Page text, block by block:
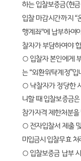
하는 입찰보증금(현
입찰 마감시간까지 “
행계좌“에 납부하여
찰자가 부담하여야
○ 입찰자 본인에게
는“외환위탁계정”입
○ 낙찰자가 정당한
니할 때 입찰보증금
참가자격 제한처분
○ 전자입찰서 제출
미입금시 입찰무효 처
○ 입찰보증금 납부 시